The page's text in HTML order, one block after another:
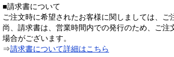
■請求書について
ご注文時に希望されたお客様に関しましては、ご
尚、請求書は、営業時間内での発行のため、ご
場合がございます。
⇒請求書について詳細はこちら